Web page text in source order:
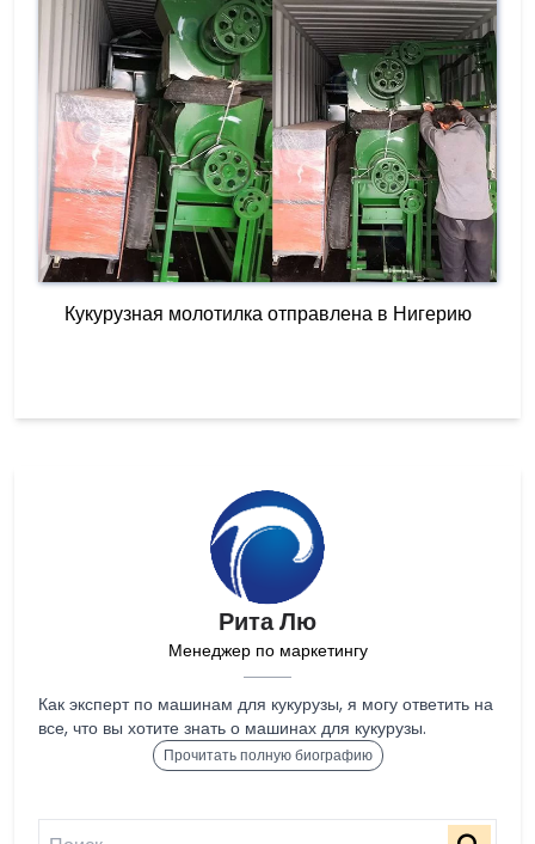
Кукурузная молотилка отправлена в Нигерию
Рита Лю
Менеджер по маркетингу
Как эксперт по машинам для кукурузы, я могу ответить на
все, что вы хотите знать о машинах для кукурузы.
Прочитать полную биографию